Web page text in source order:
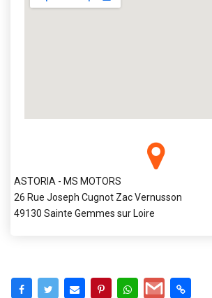
ASTORIA - MS MOTORS
26 Rue Joseph Cugnot Zac Vernusson
49130 Sainte Gemmes sur Loire